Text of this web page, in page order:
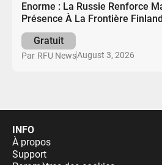
Enorme : La Russie Renforce
Présence À La Frontière
Gratuit
Par RFU NewsAugust 3, 2026
INFO
À propos
Support